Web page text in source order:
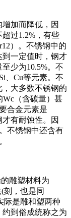
加而降低，因
过1.2%，有些
）。不锈钢中的
到一定值时，钢才
少为10.5%。不
、Cu等元素。不
大多数不锈钢的
Wc（含碳量）甚
合金元素是
有耐蚀性。因
不锈钢中还含有
雕塑材料为
刻，也是同
际是雕和塑两种
到俗成统称之为